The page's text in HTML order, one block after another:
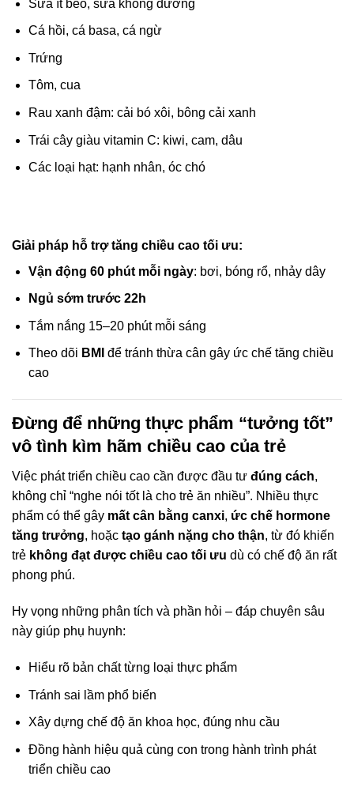
Sữa ít béo, sữa không đường
Cá hồi, cá basa, cá ngừ
Trứng
Tôm, cua
Rau xanh đậm: cải bó xôi, bông cải xanh
Trái cây giàu vitamin C: kiwi, cam, dâu
Các loại hạt: hạnh nhân, óc chó
Giải pháp hỗ trợ tăng chiều cao tối ưu:
Vận động 60 phút mỗi ngày: bơi, bóng rổ, nhảy dây
Ngủ sớm trước 22h
Tắm nắng 15–20 phút mỗi sáng
Theo dõi BMI để tránh thừa cân gây ức chế tăng chiều
cao
Đừng để những thực phẩm “tưởng tốt”
vô tình kìm hãm chiều cao của trẻ
Việc phát triển chiều cao cần được đầu tư đúng cách,
không chỉ “nghe nói tốt là cho trẻ ăn nhiều”. Nhiều thực
phẩm có thể gây mất cân bằng canxi, ức chế hormone
tăng trưởng, hoặc tạo gánh nặng cho thận, từ đó khiến
trẻ không đạt được chiều cao tối ưu dù có chế độ ăn rất
phong phú.
Hy vọng những phân tích và phần hỏi – đáp chuyên sâu
này giúp phụ huynh:
Hiểu rõ bản chất từng loại thực phẩm
Tránh sai lầm phổ biến
Xây dựng chế độ ăn khoa học, đúng nhu cầu
Đồng hành hiệu quả cùng con trong hành trình phát
triển chiều cao